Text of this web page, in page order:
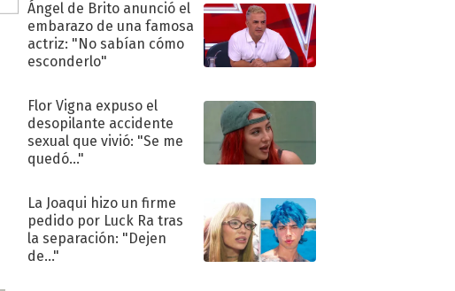
Ángel de Brito anunció el
embarazo de una famosa
actriz: "No sabían cómo
esconderlo"
Flor Vigna expuso el
desopilante accidente
sexual que vivió: "Se me
quedó..."
La Joaqui hizo un firme
pedido por Luck Ra tras
la separación: "Dejen
de..."